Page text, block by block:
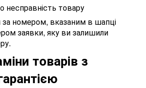
несправність товару
за номером, вказаним в шапці
заявки, яку ви залишили
товарів з